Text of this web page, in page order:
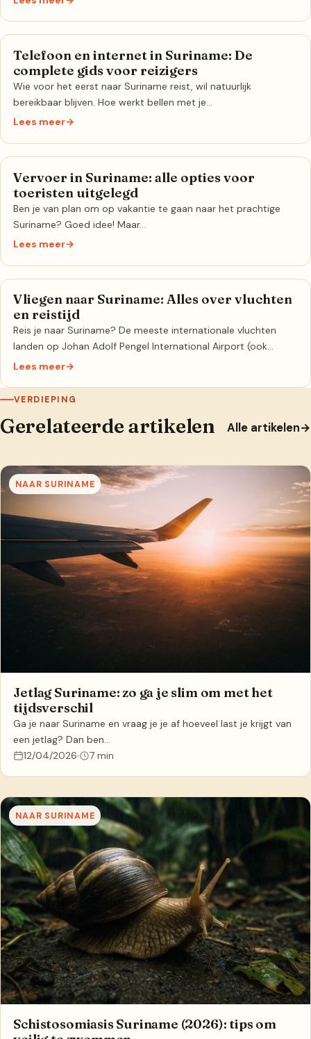
Telefoon en internet in Suriname: De
complete gids voor reizigers
Wie voor het eerst naar Suriname reist, wil natuurlijk
bereikbaar blijven. Hoe werkt bellen met je…
Lees meer→
Vervoer in Suriname: alle opties voor
toeristen uitgelegd
Ben je van plan om op vakantie te gaan naar het prachtige
Suriname? Goed idee! Maar…
Lees meer→
Vliegen naar Suriname: Alles over vluchten
en reistijd
Reis je naar Suriname? De meeste internationale vluchten
landen op Johan Adolf Pengel International Airport (ook…
Lees meer→
VERDIEPING
Gerelateerde artikelen Alle artikelen→
NAAR SURINAME
Jetlag Suriname: zo ga je slim om met het
tijdsverschil
Ga je naar Suriname en vraag je je af hoeveel last je krijgt van
een jetlag? Dan ben…
12/04/2026
7 min
NAAR SURINAME
Schistosomiasis Suriname (2026): tips om